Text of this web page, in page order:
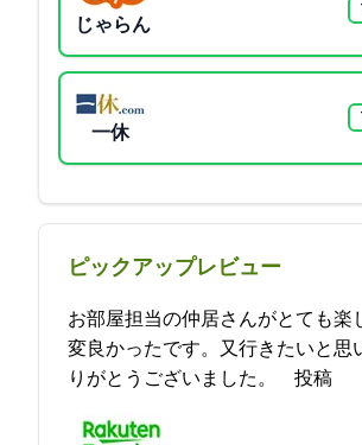
じゃらん
一休
ピックアップレビュー
お部屋担当の仲居さんがとても楽
変良かったです。又行きたいと思
りがとうございました。 2021-11-18 14:57:03投稿